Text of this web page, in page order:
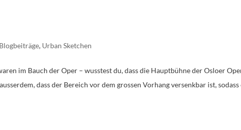
Blogbeiträge, Urban Sketchen
im Bauch der Oper – wusstest du, dass die Hauptbühne der Osloer
dass der Bereich vor dem grossen Vorhang versenkbar ist, sodass